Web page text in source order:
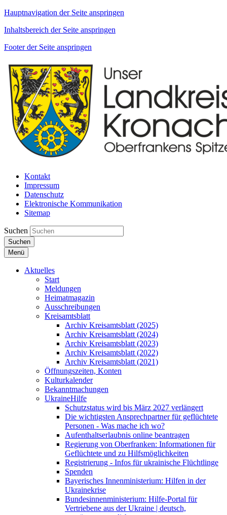
Hauptnavigation der Seite anspringen
Inhaltsbereich der Seite anspringen
Footer der Seite anspringen
Kontakt
Impressum
Datenschutz
Elektronische Kommunikation
Sitemap
Suchen
Suchen
Menü
Aktuelles
Start
Meldungen
Heimatmagazin
Ausschreibungen
Kreisamtsblatt
Archiv Kreisamtsblatt (2025)
Archiv Kreisamtsblatt (2024)
Archiv Kreisamtsblatt (2023)
Archiv Kreisamtsblatt (2022)
Archiv Kreisamtsblatt (2021)
Öffnungszeiten, Konten
Kulturkalender
Bekanntmachungen
UkraineHilfe
Schutzstatus wird bis März 2027 verlängert
Die wichtigsten Ansprechpartner für geflüchtete
Personen - Was mache ich wo?
Aufenthaltserlaubnis online beantragen
Regierung von Oberfranken: Informationen für
Geflüchtete und zu Hilfsmöglichkeiten
Registrierung - Infos für ukrainische Flüchtlinge
Spenden
Bayerisches Innenministerium: Hilfen in der
Ukrainekrise
Bundesinnenministerium: Hilfe-Portal für
Vertriebene aus der Ukraine | deutsch,